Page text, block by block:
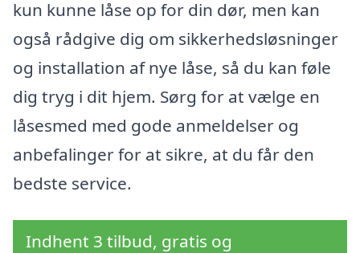
kun kunne låse op for din dør, men kan
også rådgive dig om sikkerhedsløsninger
og installation af nye låse, så du kan føle
dig tryg i dit hjem. Sørg for at vælge en
låsesmed med gode anmeldelser og
anbefalinger for at sikre, at du får den
bedste service.
Indhent 3 tilbud, gratis og